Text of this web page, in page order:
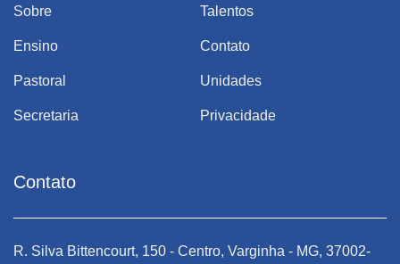
Sobre
Ensino
Pastoral
Secretaria
Talentos
Contato
Unidades
Privacidade
Contato
R. Silva Bittencourt, 150 - Centro, Varginha - MG, 37002-